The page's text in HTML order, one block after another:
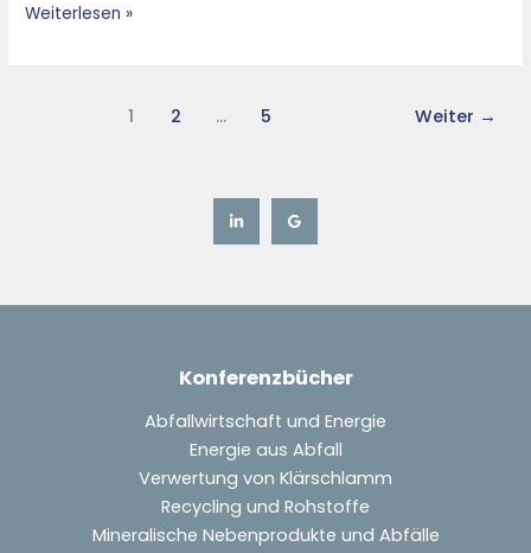
Weiterlesen »
1 2 … 5 Weiter →
Konferenzbücher
Abfallwirtschaft und Energie
Energie aus Abfall
Verwertung von Klärschlamm
Recycling und Rohstoffe
Mineralische Nebenprodukte und Abfälle